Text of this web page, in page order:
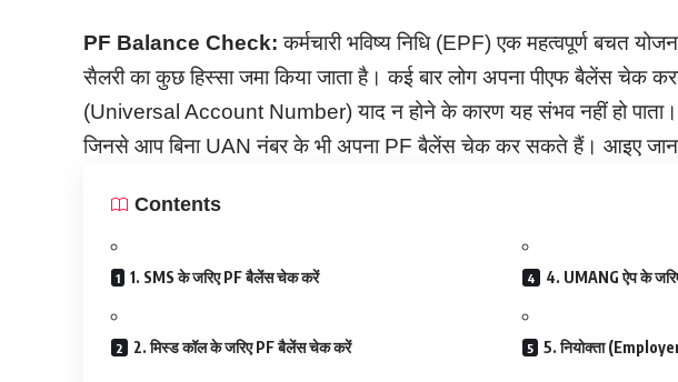
PF Balance Check:कर्मचारी भविष्य निधि (EPF) एक महत्वपूर्ण बचत
सैलरी का कुछ हिस्सा जमा किया जाता है। कई बार लोग अपना पीएफ बैलेंस चेक
(Universal Account Number) याद न होने के कारण यह संभव नहीं हो
जिनसे आप बिना UAN नंबर के भी अपना PF बैलेंस चेक कर सकते हैं। आइए
Contents
1. SMS के जरिए PF बैलेंस चेक करें
2. मिस्ड कॉल के जरिए PF बैलेंस चेक करें
4. UMANG ऐप के
5. नियोक्ता